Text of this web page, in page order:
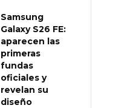
Samsung
Galaxy S26 FE:
aparecen las
primeras
fundas
oficiales y
revelan su
diseño